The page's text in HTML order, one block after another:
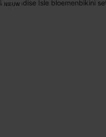
NIEUW